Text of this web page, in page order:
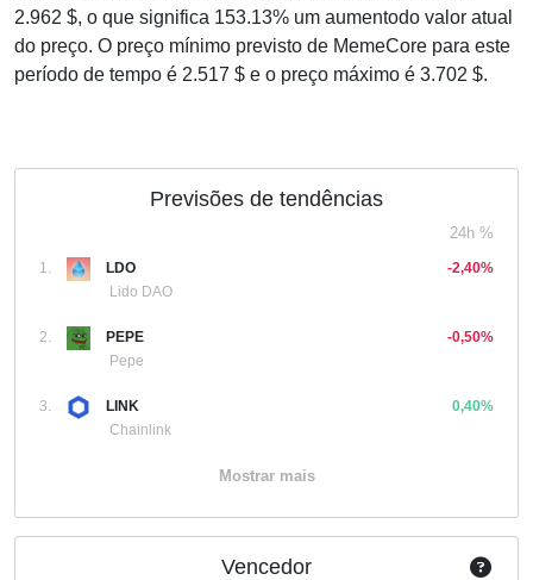
2.962 $, o que significa 153.13% um aumentodo valor atual
do preço. O preço mínimo previsto de MemeCore para este
período de tempo é 2.517 $ e o preço máximo é 3.702 $.
Previsões de tendências
24h %
1.
LDO
Lido DAO
-2,40%
2.
PEPE
Pepe
-0,50%
3.
LINK
Chainlink
0,40%
Mostrar mais
Vencedor